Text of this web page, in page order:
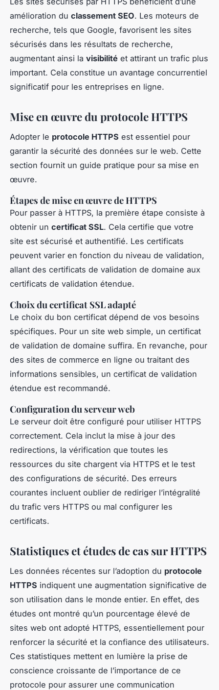
amélioration du classement SEO. Les moteurs de
recherche, tels que Google, favorisent les sites
sécurisés dans les résultats de recherche,
augmentant ainsi la visibilité et attirant un trafic plus
important. Cela constitue un avantage concurrentiel
significatif pour les entreprises en ligne.
Mise en œuvre du protocole HTTPS
Adopter le protocole HTTPS est essentiel pour
garantir la sécurité des données sur le web. Cette
section fournit un guide pratique pour sa mise en
œuvre.
Étapes de mise en œuvre de HTTPS
Pour passer à HTTPS, la première étape consiste à
obtenir un certificat SSL. Cela certifie que votre
site est sécurisé et authentifié. Les certificats
peuvent varier en fonction du niveau de validation,
allant des certificats de validation de domaine aux
certificats de validation étendue.
Choix du certificat SSL adapté
Le choix du bon certificat dépend de vos besoins
spécifiques. Pour un site web simple, un certificat
de validation de domaine suffira. En revanche, pour
des sites de commerce en ligne ou traitant des
informations sensibles, un certificat de validation
étendue est recommandé.
Configuration du serveur web
Le serveur doit être configuré pour utiliser HTTPS
correctement. Cela inclut la mise à jour des
redirections, la vérification que toutes les
ressources du site chargent via HTTPS et le test
des configurations de sécurité. Des erreurs
courantes incluent oublier de rediriger l’intégralité
du trafic vers HTTPS ou mal configurer les
certificats.
Statistiques et études de cas sur HTTPS
Les données récentes sur l’adoption du protocole
HTTPS indiquent une augmentation significative de
son utilisation dans le monde entier. En effet, des
études ont montré qu’un pourcentage élevé de
sites web ont adopté HTTPS, essentiellement pour
renforcer la sécurité et la confiance des utilisateurs.
Ces statistiques mettent en lumière la prise de
conscience croissante de l’importance de ce
protocole pour assurer une communication